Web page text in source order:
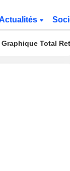
Graphique Total